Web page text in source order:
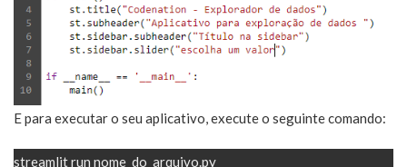
E para executar o seu aplicativo, execute o seguinte comando:
streamlit run nome_do_arquivo.py